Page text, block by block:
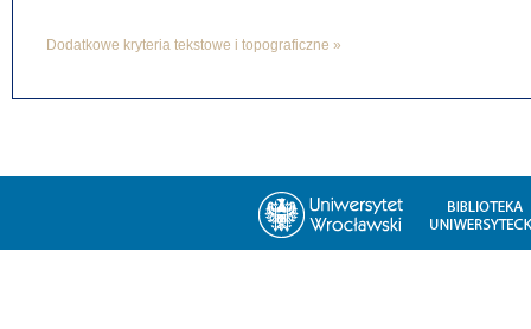
Dodatkowe kryteria tekstowe i topograficzne »